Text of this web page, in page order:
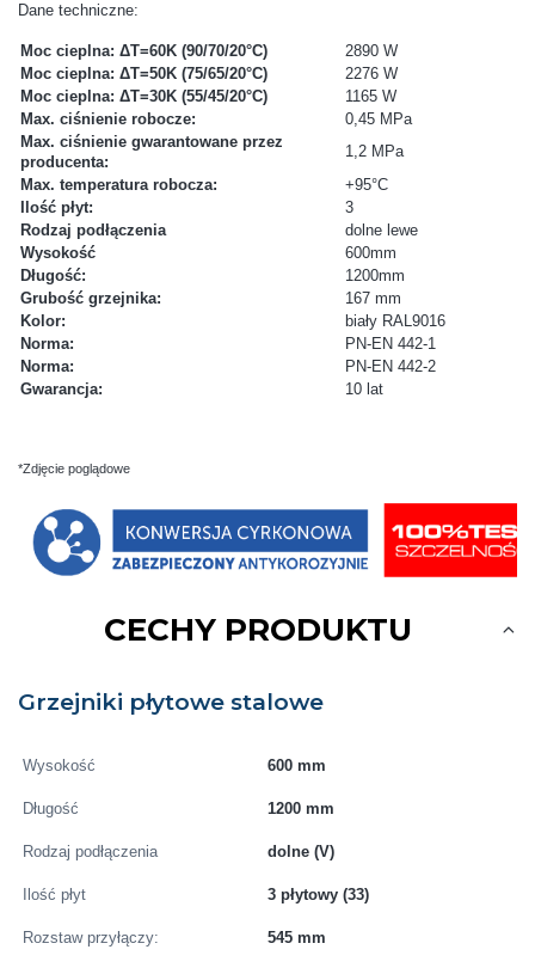
Dane techniczne:
Moc cieplna: ΔT=60K (90/70/20°C)
2890 W
Moc cieplna: ΔT=50K (75/65/20°C)
2276 W
Moc cieplna: ΔT=30K (55/45/20°C)
1165 W
Max. ciśnienie robocze:
0,45 MPa
Max. ciśnienie gwarantowane przez
producenta:
1,2 MPa
Max. temperatura robocza:
+95°C
Ilość płyt:
3
Rodzaj podłączenia
dolne lewe
Wysokość
600mm
Długość:
1200mm
Grubość grzejnika:
167 mm
Kolor:
biały RAL9016
Norma:
PN-EN 442-1
Norma:
PN-EN 442-2
Gwarancja:
10 lat
*Zdjęcie poglądowe
CECHY PRODUKTU
Grzejniki płytowe stalowe
Wysokość 600 mm
Długość 1200 mm
Rodzaj podłączenia dolne (V)
Ilość płyt 3 płytowy (33)
Rozstaw przyłączy: 545 mm